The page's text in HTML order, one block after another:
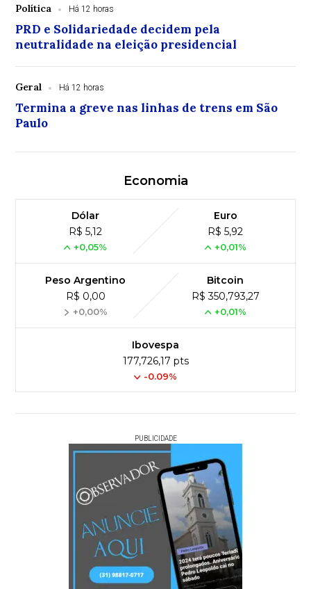
Política Há 12 horas
PRD e Solidariedade decidem pela
neutralidade na eleição presidencial
Geral Há 12 horas
Termina a greve nas linhas de trens em São
Paulo
Economia
Dólar
R$ 5,12
+0,05%
Euro
R$ 5,92
+0,01%
Peso Argentino
R$ 0,00
+0,00%
Bitcoin
R$ 350,793,27
+0,01%
Ibovespa
177,726,17 pts
-0.09%
PUBLICIDADE